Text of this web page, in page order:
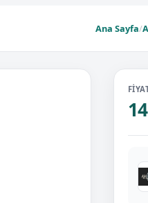
Ana Sayfa/